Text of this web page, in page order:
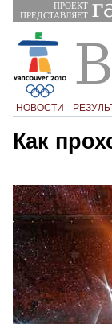
ПРОЕКТ
ПРЕДСТАВЛЯЕТ
НОВОСТИ
Как